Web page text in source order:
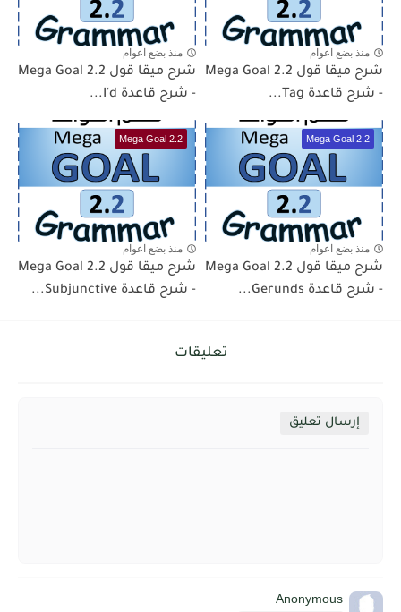
منذ بضع اعوام
شرح ميقا قول 2.2 Mega Goal
- شرح قاعدة Tag...
منذ بضع اعوام
شرح ميقا قول 2.2 Mega Goal
- شرح قاعدة I'd...
Mega Goal 2.2
منذ بضع اعوام
شرح ميقا قول 2.2 Mega Goal
- شرح قاعدة Gerunds...
Mega Goal 2.2
منذ بضع اعوام
شرح ميقا قول 2.2 Mega Goal
- شرح قاعدة Subjunctive...
تعليقات
إرسال تعليق
Anonymous